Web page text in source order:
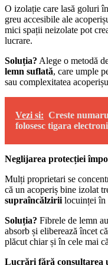
O izolație care lasă goluri
greu accesibile ale
mici spații neizolate pot
lucrare.
Soluția? Alege o metodă
lemn suflată, care umple
sau complexitatea
Vezi si: Creste
folosesc tigara
Neglijarea protecției
Mulți proprietari se
că un acoperiș bine izolat
supraîncălzirii locuinței în
Soluția? Fibrele de lemn
absorb și eliberează încet
plăcut chiar și în cele mai
Lucrări fără consultarea